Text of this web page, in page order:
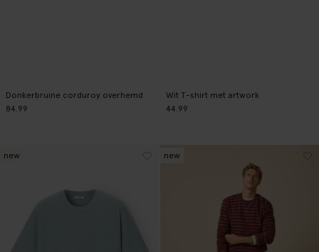
Donkerbruine corduroy overhemd
84.99
Wit T-shirt met artwork
44.99
new new